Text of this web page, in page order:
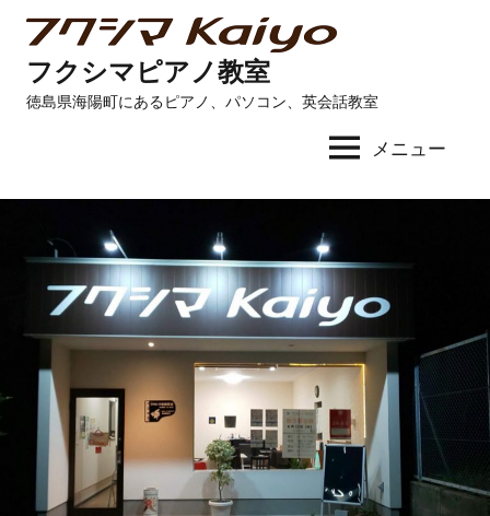
ス
フクシマピアノ教室
徳島県海陽町にあるピアノ、パソコン、英会話教室
メニュー